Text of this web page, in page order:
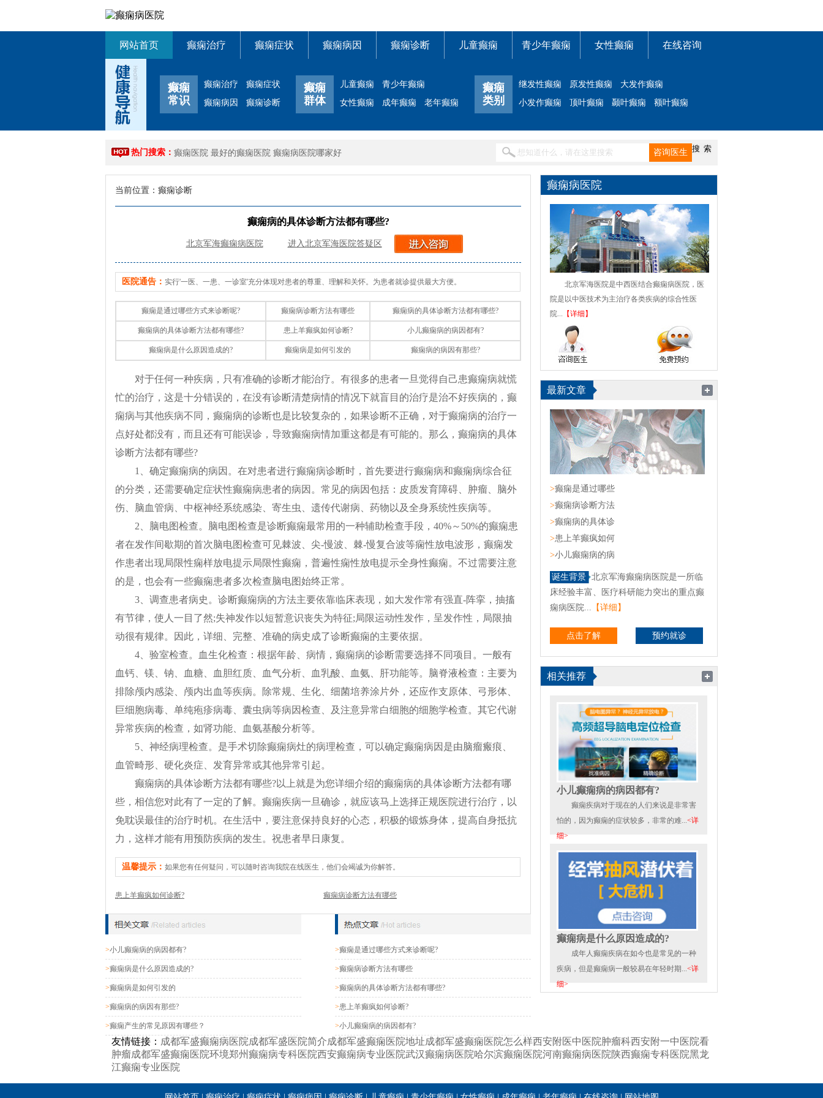
网站首页 癫痫治疗 癫痫症状 癫痫病因 癫痫诊断 儿童癫痫 青少年癫痫 女性癫痫 在线咨询
癫痫
常识
癫痫治疗
癫痫症状
癫痫病因
癫痫诊断
癫痫
群体
儿童癫痫
青少年癫痫
女性癫痫
成年癫痫 老年癫痫
癫痫
类别
继发性癫痫 原发性癫痫
大发作癫痫
小发作癫痫
顶叶癫痫 颞叶癫痫 额叶癫痫
热门搜索： 癫痫医院 最好的癫痫医院 癫痫病医院哪家好
当前位置： 癫痫诊断
癫痫病的具体诊断方法都有哪些?
北京军海癫痫病医院 进入北京军海医院答疑区
医院通告： 实行'一医、一患、一诊室'充分体现对患者的尊重、理解和关怀。为患者就诊提供最大方便。
癫痫是通过哪些方式来诊断呢? 癫痫病诊断方法有哪些 癫痫病的具体诊断方法都有哪些?
癫痫病的具体诊断方法都有哪些? 患上羊癫疯如何诊断? 小儿癫痫病的病因都有?
癫痫病是什么原因造成的? 癫痫病是如何引发的 癫痫病的病因有那些?
对于任何一种疾病，只有准确的诊断才能治疗。有很多的患者一旦觉得自己患癫痫病就慌
忙的治疗，这是十分错误的，在没有诊断清楚病情的情况下就盲目的治疗是治不好疾病的，癫
痫病与其他疾病不同，癫痫病的诊断也是比较复杂的，如果诊断不正确，对于癫痫病的治疗一
点好处都没有，而且还有可能误诊，导致癫痫病情加重这都是有可能的。那么，癫痫病的具体
诊断方法都有哪些?
1、确定癫痫病的病因。在对患者进行癫痫病诊断时，首先要进行癫痫病和癫痫病综合征
的分类，还需要确定症状性癫痫病患者的病因。常见的病因包括：皮质发育障碍、肿瘤、脑外
伤、脑血管病、中枢神经系统感染、寄生虫、遗传代谢病、药物以及全身系统性疾病等。
2、脑电图检查。脑电图检查是诊断癫痫最常用的一种辅助检查手段，40%～50%的癫痫患
者在发作间歇期的首次脑电图检查可见棘波、尖-慢波、棘-慢复合波等痫性放电波形，癫痫发
作患者出现局限性痫样放电提示局限性癫痫，普遍性痫性放电提示全身性癫痫。不过需要注意
的是，也会有一些癫痫患者多次检查脑电图始终正常。
3、调查患者病史。诊断癫痫病的方法主要依靠临床表现，如大发作常有强直-阵挛，抽搐
有节律，使人一目了然;失神发作以短暂意识丧失为特征;局限运动性发作，呈发作性，局限抽
动很有规律。因此，详细、完整、准确的病史成了诊断癫痫的主要依据。
4、验室检查。血生化检查：根据年龄、病情，癫痫病的诊断需要选择不同项目。一般有
血钙、镁、钠、血糖、血胆红质、血气分析、血乳酸、血氨、肝功能等。脑脊液检查：主要为
排除颅内感染、颅内出血等疾病。除常规、生化、细菌培养涂片外，还应作支原体、弓形体、
巨细胞病毒、单纯疱疹病毒、囊虫病等病因检查、及注意异常白细胞的细胞学检查。其它代谢
异常疾病的检查，如肾功能、血氨基酸分析等。
5、神经病理检查。是手术切除癫痫病灶的病理检查，可以确定癫痫病因是由脑瘤瘢痕、
血管畸形、硬化炎症、发育异常或其他异常引起。
癫痫病的具体诊断方法都有哪些?以上就是为您详细介绍的癫痫病的具体诊断方法都有哪
些，相信您对此有了一定的了解。癫痫疾病一旦确诊，就应该马上选择正规医院进行治疗，以
免耽误最佳的治疗时机。在生活中，要注意保持良好的心态，积极的锻炼身体，提高自身抵抗
力，这样才能有用预防疾病的发生。祝患者早日康复。
温馨提示： 如果您有任何疑问，可以随时咨询我院在线医生，他们会竭诚为你解答。
患上羊癫疯如何诊断? 癫痫病诊断方法有哪些
>小儿癫痫病的病因都有?
>癫痫病是什么原因造成的?
>癫痫病是如何引发的
>癫痫病的病因有那些?
>癫痫产生的常见原因有哪些？
>癫痫是通过哪些方式来诊断呢?
>癫痫病诊断方法有哪些
>癫痫病的具体诊断方法都有哪些?
>患上羊癫疯如何诊断?
>小儿癫痫病的病因都有?
癫痫病医院
北京军海医院是中西医结合癫痫病医院，医
院是以中医技术为主治疗各类疾病的综合性医
院... 【详细】
最新文章
>癫痫是通过哪些
>癫痫病诊断方法
>癫痫病的具体诊
>患上羊癫疯如何
>小儿癫痫病的病
诞生背景 北京军海癫痫病医院是一所临
床经验丰富、医疗科研能力突出的重点癫
痫病医院... 【详细】
点击了解 预约就诊
相关推荐
小儿癫痫病的病因都有?
癫痫疾病对于现在的人们来说是非常害
怕的，因为癫痫的症状较多，非常的难...<详
细>
癫痫病是什么原因造成的?
成年人癫痫疾病在如今也是常见的一种
疾病，但是癫痫病一般较易在年轻时期...<详
细>
友情链接： 成都军盛癫痫病医院成都军盛医院简介成都军盛癫痫医院地址成都军盛癫痫医院怎么样西安附医中医院肿瘤科西安附一中医院看
肿瘤成都军盛癫痫医院环境郑州癫痫病专科医院西安癫痫病专业医院武汉癫痫病医院哈尔滨癫痫医院河南癫痫病医院陕西癫痫专科医院黑龙
江癫痫专业医院